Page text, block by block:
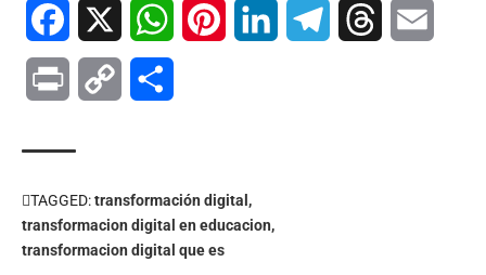
Facebook WhatsAppPinterest LinkedIn TelegramThreads
Print Copy
TAGGED:transformación digital
transformacion digital en educacion
transformacion digital que es